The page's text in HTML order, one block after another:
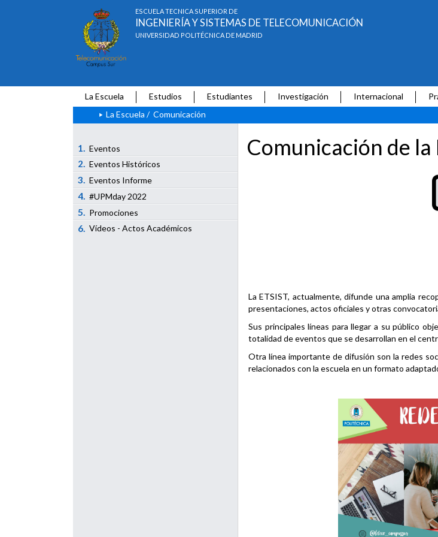
ESCUELA TÉCNICA SUPERIOR DE
INGENIERÍA Y SISTEMAS DE TELECOMUNICACIÓN
UNIVERSIDAD POLITÉCNICA DE MADRID
La Escuela Estudios Estudiantes Investigación Internacional
La Escuela / Comunicación
1. Eventos
2. Eventos Históricos
3. Eventos Informe
4. #UPMday 2022
5. Promociones
6. Vídeos - Actos Académicos
Comunicación de la
La ETSIST, actualmente, difunde una amplia
presentaciones, actos oficiales y otras
Sus principales líneas para llegar a su público
totalidad de eventos que se desarrollan en el
Otra línea importante de difusión son la redes
relacionados con la escuela en un formato